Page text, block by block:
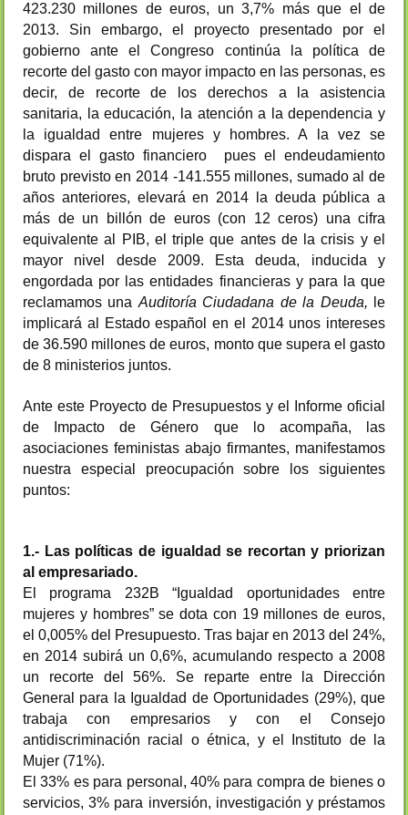
423.230 millones de euros, un 3,7% más que el de
2013. Sin embargo, el proyecto presentado por el
gobierno ante el Congreso continúa la política de
recorte del gasto con mayor impacto en las personas, es
decir, de recorte de los derechos a la asistencia
sanitaria, la educación, la atención a la dependencia y
la igualdad entre mujeres y hombres. A la vez se
dispara el gasto financiero pues el endeudamiento
bruto previsto en 2014 -141.555 millones, sumado al de
años anteriores, elevaráen 2014 la deuda pública a
más de un billón de euros (con 12 ceros) una cifra
equivalente al PIB, el triple que antes de la crisis y el
mayor nivel desde 2009. Estadeuda, inducida y
engordada por las entidades financieras y para la que
reclamamos una Auditoría Ciudadana de la Deuda, le
implicará al Estado español en el 2014 unos intereses
de 36.590 millones de euros, monto que supera el gasto
de 8 ministerios juntos.
Ante este Proyecto de Presupuestos y el Informe oficial
de Impacto de Género que lo acompaña, las
asociaciones feministas abajo firmantes, manifestamos
nuestra especial preocupación sobre los siguientes
puntos:
1.- Las políticas de igualdad se recortan y priorizan
al empresariado.
El programa 232B “Igualdad oportunidades entre
mujeres y hombres” se dota con 19 millones de euros,
el 0,005% del Presupuesto. Tras bajar en 2013 del 24%,
en 2014 subirá un 0,6%, acumulando respecto a 2008
un recorte del 56%. Se reparte entre la Dirección
General para la Igualdad de Oportunidades (29%), que
trabaja con empresarios y con el Consejo
antidiscriminación racial o étnica, y el Instituto de la
Mujer (71%).
El 33% es para personal, 40% para compra de bienes o
servicios, 3% para inversión, investigación y préstamos